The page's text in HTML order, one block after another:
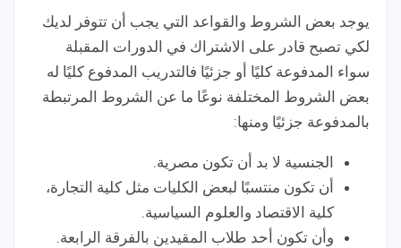
يوجد بعض الشروط والقواعد التي يجب أن تتوفر لديك
لكي تصبح قادر على الاشتراك في الدورات المقبلة
سواء المدفوعة كليًا أو جزئيًا فالتدريب المدفوع كليًا له
بعض الشروط المختلفة نوعًا ما عن الشروط المرتبطة
بالمدفوعة جزئيًا ومنها:
الجنسية لا بد أن تكون مصرية.
أن تكون منتسبًا لبعض الكليات مثل كلية التجارة،
كلية الاقتصاد والعلوم السياسية.
وأن تكون أحد طلاب المقيدين بالفرقة الرابعة.